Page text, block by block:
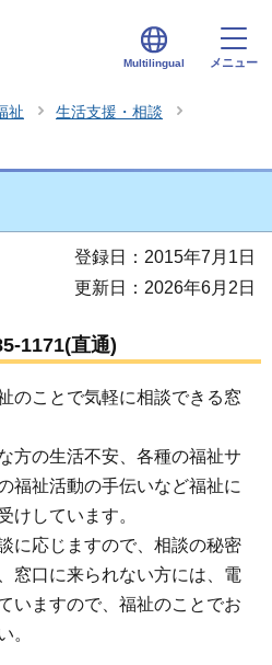
Multilingual メニュー
祉
生活支援・相談
登録日：2015年7月1日
更新日：2026年6月2日
1171(直通)
のことで気軽に相談できる窓
方の生活不安、各種の福祉サ
福祉活動の手伝いなど福祉に
けしています。
に応じますので、相談の秘密
窓口に来られない方には、電
いますので、福祉のことでお
。